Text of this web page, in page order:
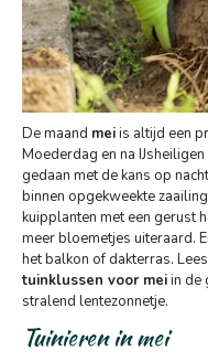
De maand meiis altijd een
Moederdag en na
gedaan met de kans op
binnen opgekweekte
kuipplanten met een gerust
meer bloemetjes uiteraard.
het balkon of dakterras.
tuinklussen voor meiin de
stralend lentezonnetje.
Tuinieren in mei